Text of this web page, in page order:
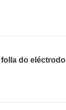
folla do eléctrodo